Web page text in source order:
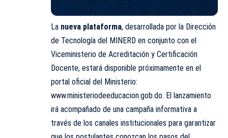
La nueva plataforma, desarrollada por la Dirección
de Tecnología del MINERD en conjunto con el
Viceministerio de Acreditación y Certificación
Docente, estará disponible próximamente en el
portal oficial del Ministerio:
www.ministeriodeeducacion.gob.do. El lanzamiento
irá acompañado de una campaña informativa a
través de los canales institucionales para garantizar